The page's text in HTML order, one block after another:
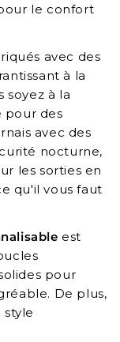
le confort
avec des
à la
soyez à la
pour des
avec des
nocturne,
les sorties en
qu'il vous faut
est
pour
De plus,